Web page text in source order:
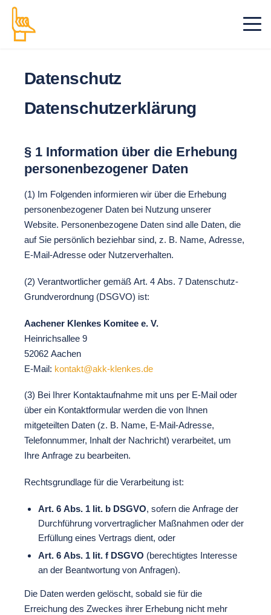
Datenschutz
Datenschutzerklärung
§ 1 Information über die Erhebung
personenbezogener Daten
(1) Im Folgenden informieren wir über die Erhebung
personenbezogener Daten bei Nutzung unserer
Website. Personenbezogene Daten sind alle Daten, die
auf Sie persönlich beziehbar sind, z. B. Name, Adresse,
E-Mail-Adresse oder Nutzerverhalten.
(2) Verantwortlicher gemäß Art. 4 Abs. 7 Datenschutz-
Grundverordnung (DSGVO) ist:
Aachener Klenkes Komitee e. V.
Heinrichsallee 9
52062 Aachen
E-Mail: kontakt@akk-klenkes.de
(3) Bei Ihrer Kontaktaufnahme mit uns per E-Mail oder
über ein Kontaktformular werden die von Ihnen
mitgeteilten Daten (z. B. Name, E-Mail-Adresse,
Telefonnummer, Inhalt der Nachricht) verarbeitet, um
Ihre Anfrage zu bearbeiten.
Rechtsgrundlage für die Verarbeitung ist:
Art. 6 Abs. 1 lit. b DSGVO, sofern die Anfrage der
Durchführung vorvertraglicher Maßnahmen oder der
Erfüllung eines Vertrags dient, oder
Art. 6 Abs. 1 lit. f DSGVO (berechtigtes Interesse
an der Beantwortung von Anfragen).
Die Daten werden gelöscht, sobald sie für die
Erreichung des Zweckes ihrer Erhebung nicht mehr